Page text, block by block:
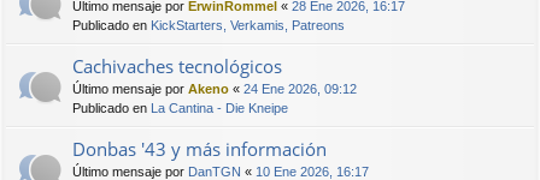
Último mensaje por ErwinRommel « 28 Ene 2026, 16:17
Publicado en KickStarters, Verkamis, Patreons
Cachivaches tecnológicos
Último mensaje por Akeno « 24 Ene 2026, 09:12
Publicado en La Cantina - Die Kneipe
Donbas '43 y más información
Último mensaje por DanTGN « 10 Ene 2026, 16:17